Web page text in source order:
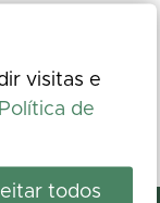
visitas e
Política de
todos